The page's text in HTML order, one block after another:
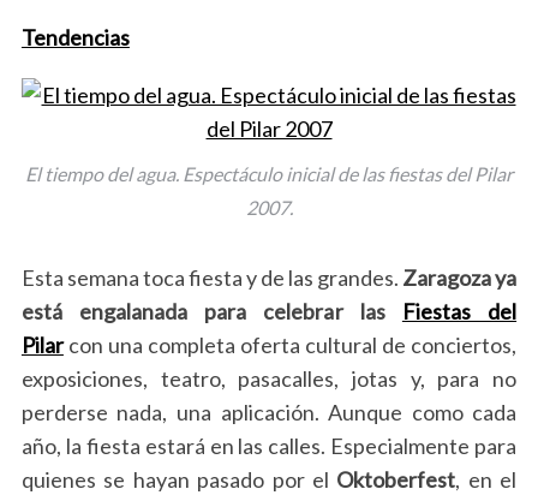
Tendencias
El tiempo del agua. Espectáculo inicial de las fiestas del Pilar
2007.
Esta semana toca fiesta y de las grandes. Zaragoza ya
está engalanada para celebrar las Fiestas del
Pilarcon una completa oferta cultural de conciertos,
exposiciones, teatro, pasacalles, jotas y, para no
perderse nada, una aplicación. Aunque como cada
año, la fiesta estará en las calles. Especialmente para
quienes se hayan pasado por el Oktoberfest, en el